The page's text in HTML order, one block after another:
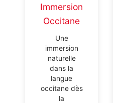
Immersion
Occitane
Une
immersion
naturelle
dans la
langue
occitane dès
la